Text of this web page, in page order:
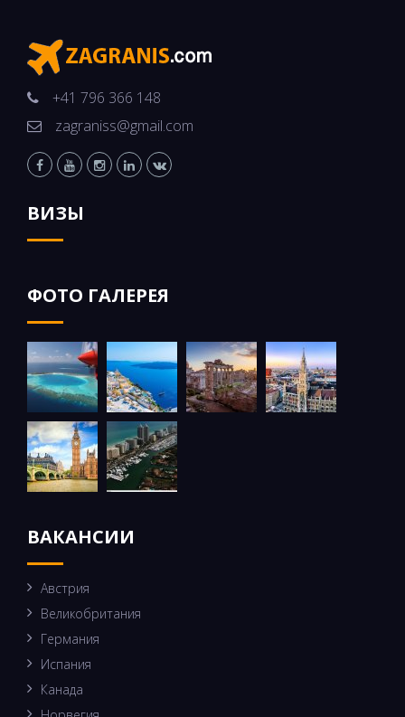
+41 796 366 148
zagraniss@gmail.com
ВИЗЫ
ФОТО ГАЛЕРЕЯ
ВАКАНСИИ
Австрия
Великобритания
Германия
Испания
Канада